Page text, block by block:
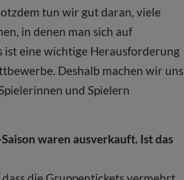
tun wir gut daran, viele
in denen man sich auf
ist eine wichtige Herausforderung
Deshalb machen wir uns
und Spielern
waren ausverkauft. Ist das